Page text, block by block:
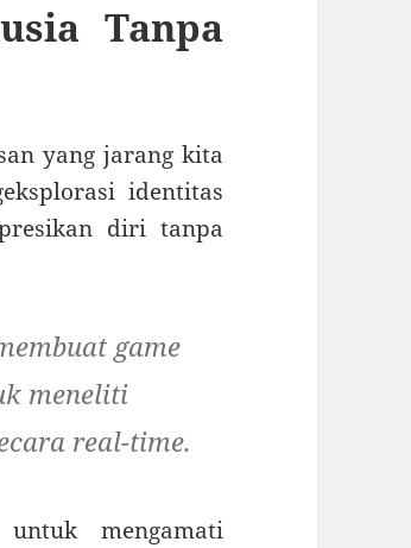
Tanpa
yang jarang kita
identitas
diri tanpa
game
meneliti
real-time.
mengamati